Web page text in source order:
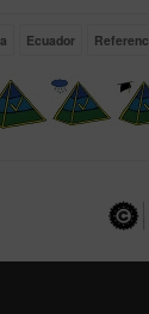
Ecuador